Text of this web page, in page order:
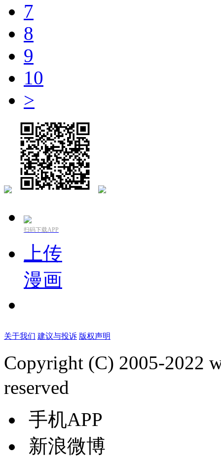
7
8
9
10
>
扫码下载APP
上传
漫画
关于我们 建议与投诉 版权声明
Copyright (C) 2005-2022
reserved
手机APP
新浪微博